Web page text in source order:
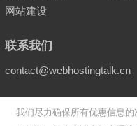
网站建设
联系我们
contact@webhostingtalk.cn
我们尽力确保所有优惠信息